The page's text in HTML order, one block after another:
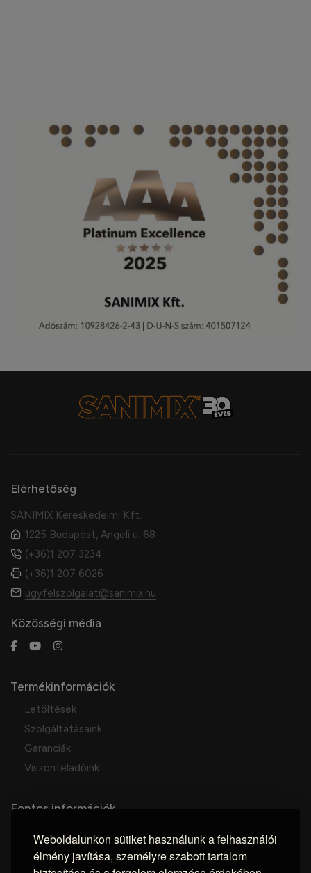
Weboldalunkon sütiket használunk a felhasználói
élmény javítása, személyre szabott tartalom
Elérhetőség
SANIMIX Kereskedelmi Kft.
1225 Budapest, Angeli u. 68
(+36)1 207 3234
(+36)1 207 6026
ugyfelszolgalat@sanimix.hu
Közösségi média
Termékinformációk
Letöltések
Szolgáltatásaink
Garanciák
Viszonteladóink
Fontos információk
ÁSZF